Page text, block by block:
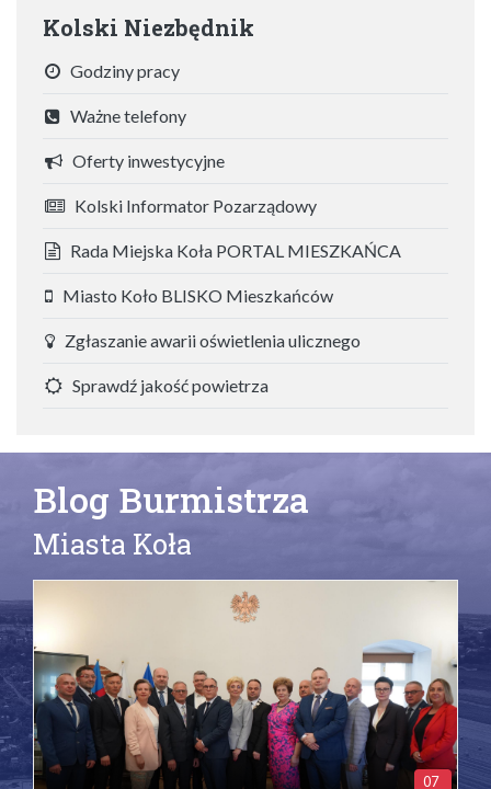
Kolski Niezbędnik
Godziny pracy
Ważne telefony
Oferty inwestycyjne
Kolski Informator Pozarządowy
Rada Miejska Koła PORTAL MIESZKAŃCA
Miasto Koło BLISKO Mieszkańców
Zgłaszanie awarii oświetlenia ulicznego
Sprawdź jakość powietrza
Blog Burmistrza
Miasta Koła
07